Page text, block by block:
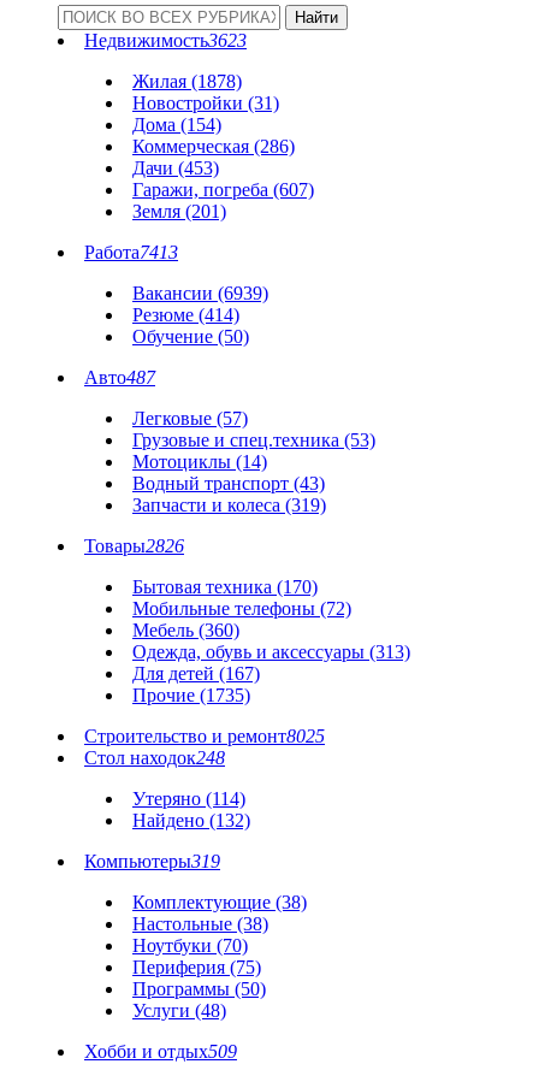
Недвижимость3623
Жилая (1878)
Новостройки (31)
Дома (154)
Коммерческая (286)
Дачи (453)
Гаражи, погреба (607)
Земля (201)
Работа7413
Вакансии (6939)
Резюме (414)
Обучение (50)
Авто487
Легковые (57)
Грузовые и спец.техника (53)
Мотоциклы (14)
Водный транспорт (43)
Запчасти и колеса (319)
Товары2826
Бытовая техника (170)
Мобильные телефоны (72)
Мебель (360)
Одежда, обувь и аксессуары (313)
Для детей (167)
Прочие (1735)
Строительство и ремонт8025
Стол находок248
Утеряно (114)
Найдено (132)
Компьютеры319
Комплектующие (38)
Настольные (38)
Ноутбуки (70)
Периферия (75)
Программы (50)
Услуги (48)
Хобби и отдых509